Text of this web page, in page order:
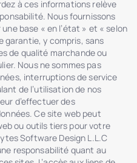
à ces informations relève
Nous fournissons
base « en l’état » et « selon
garantie, y compris, sans
de qualité marchande ou
Nous ne sommes pas
interruptions de service
de l’utilisation de nos
d’effectuer des
Ce site web peut
ou outils tiers pour votre
Software Design L.L.C
responsabilité quant au